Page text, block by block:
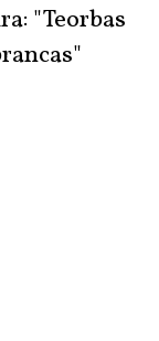
"Teorbas